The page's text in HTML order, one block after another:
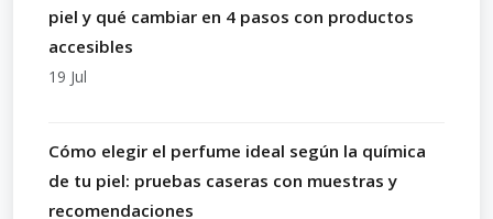
piel y qué cambiar en 4 pasos con productos
accesibles
19 Jul
Cómo elegir el perfume ideal según la química
de tu piel: pruebas caseras con muestras y
recomendaciones